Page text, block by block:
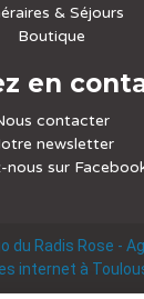
& Séjours
Boutique
en
contacter
newsletter
nous sur